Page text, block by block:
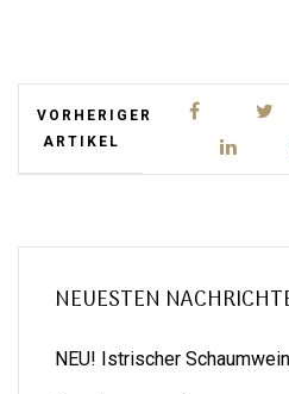
VORHERIGER
ARTIKEL
NEUESTEN
NEU! Istrischer